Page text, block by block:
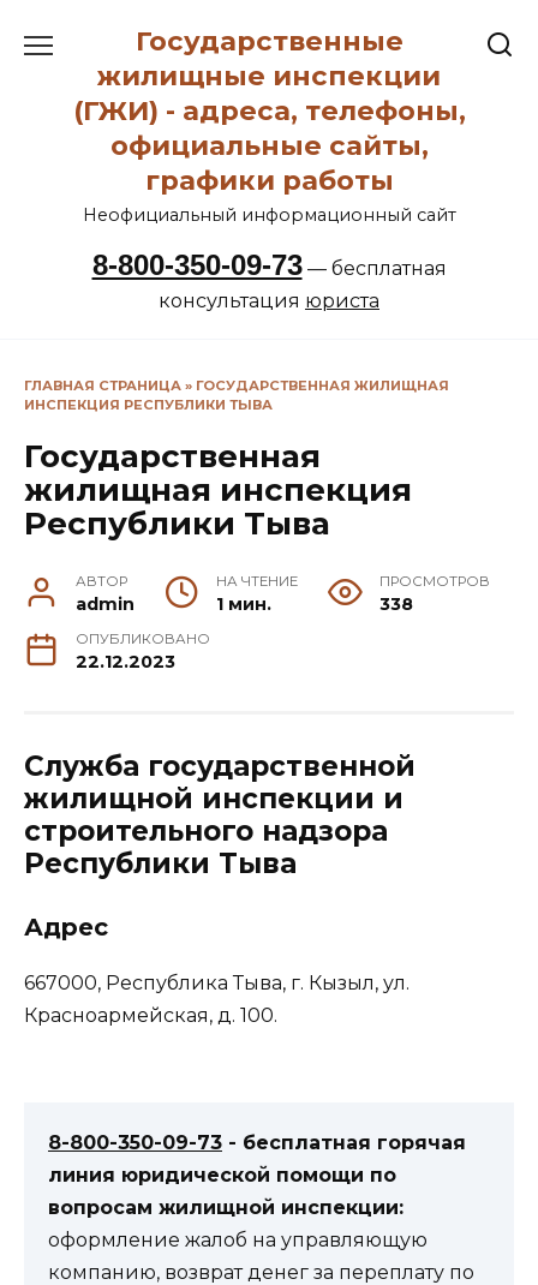
содержанию
Государственные
жилищные инспекции
(ГЖИ) - адреса, телефоны,
официальные сайты,
графики работы
Неофициальный информационный сайт
8-800-350-09-73— бесплатная
консультация юриста
ГЛАВНАЯ СТРАНИЦА » ГОСУДАРСТВЕННАЯ ЖИЛИЩНАЯ
ИНСПЕКЦИЯ РЕСПУБЛИКИ ТЫВА
Государственная
жилищная инспекция
Республики Тыва
АВТОР
admin
НА ЧТЕНИЕ
1 мин.
ПРОСМОТРОВ
338
ОПУБЛИКОВАНО
22.12.2023
Служба государственной
жилищной инспекции и
строительного надзора
Республики Тыва
Адрес
667000, Республика Тыва, г. Кызыл, ул.
Красноармейская, д. 100.
8-800-350-09-73 - бесплатная горячая
линия юридической помощи по
вопросам жилищной инспекции:
оформление жалоб на управляющую
компанию, возврат денег за переплату по